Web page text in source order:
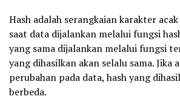
Hash adalah serangkaian karakter
saat data dijalankan melalui fungsi
yang sama dijalankan melalui fungsi
yang dihasilkan akan selalu sama. Jika
perubahan pada data, hash yang
berbeda.